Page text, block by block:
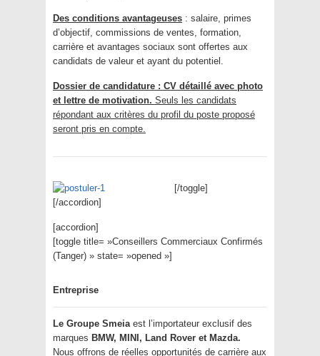
Des conditions avantageuses : salaire, primes
d’objectif, commissions de ventes, formation,
carrière et avantages sociaux sont offertes aux
candidats de valeur et ayant du potentiel.
Dossier de candidature : CV détaillé avec photo
et lettre de motivation. Seuls les candidats
répondant aux critères du profil du poste proposé
seront pris en compte.
[/toggle]
[/accordion]
[accordion]
[toggle title= »Conseillers Commerciaux Confirmés
(Tanger) » state= »opened »]
Entreprise
Le Groupe Smeia est l’importateur exclusif des
marques BMW, MINI, Land Rover et Mazda.
Nous offrons de réelles opportunités de carrière aux